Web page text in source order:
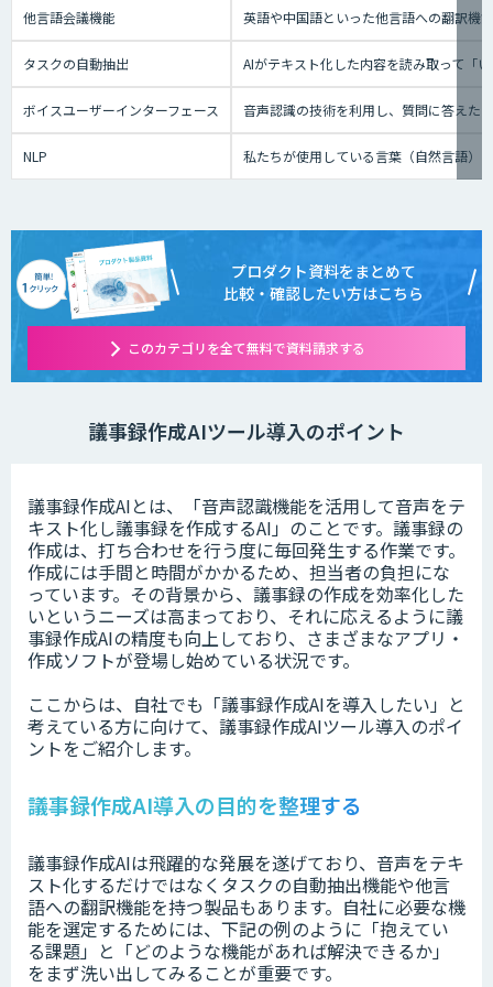
他言語会議機能 英語や中国語といった他言語への翻訳機
タスクの自動抽出 AIがテキスト化した内容を読み取って「
ボイスユーザーインターフェース 音声認識の技術を利用し、質問に答えた
NLP 私たちが使用している言葉（自然言語）
プロダクト資料をまとめて
比較・確認したい方はこちら
このカテゴリを全て無料で資料請求する
議事録作成AIツール導入のポイント
議事録作成AIとは、「音声認識機能を活用して音声をテ
キスト化し議事録を作成するAI」のことです。議事録の
作成は、打ち合わせを行う度に毎回発生する作業です。
作成には手間と時間がかかるため、担当者の負担にな
っています。その背景から、議事録の作成を効率化した
いというニーズは高まっており、それに応えるように議
事録作成AIの精度も向上しており、さまざまなアプリ・
作成ソフトが登場し始めている状況です。
ここからは、自社でも「議事録作成AIを導入したい」と
考えている方に向けて、議事録作成AIツール導入のポイ
ントをご紹介します。
議事録作成AI導入の目的を整理する
議事録作成AIは飛躍的な発展を遂げており、音声をテキ
スト化するだけではなくタスクの自動抽出機能や他言
語への翻訳機能を持つ製品もあります。自社に必要な機
能を選定するためには、下記の例のように「抱えてい
る課題」と「どのような機能があれば解決できるか」
をまず洗い出してみることが重要です。